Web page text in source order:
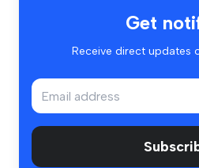
Get
Receive direct updates